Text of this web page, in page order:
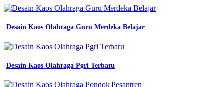
Desain Kaos Olahraga Guru Merdeka Belajar
Desain Kaos Olahraga Pgri Terbaru